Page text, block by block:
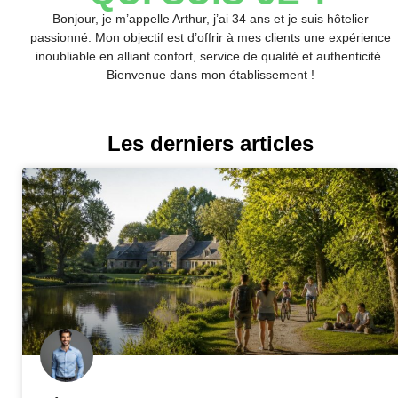
Bonjour, je m’appelle Arthur, j’ai 34 ans et je suis hôtelier
passionné. Mon objectif est d’offrir à mes clients une expérience
inoubliable en alliant confort, service de qualité et authenticité.
Bienvenue dans mon établissement !
Les derniers articles